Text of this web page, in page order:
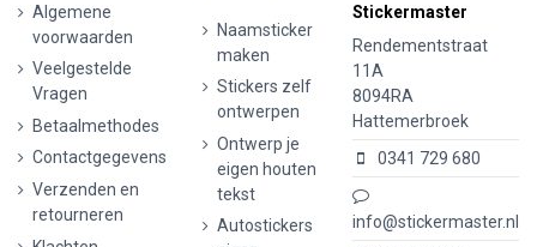
Algemene
voorwaarden
Veelgestelde
Vragen
Betaalmethodes
Contactgegevens
Verzenden en
retourneren
Naamsticker
maken
Stickers zelf
ontwerpen
Ontwerp je
eigen houten
tekst
Autostickers
Stickermaster
Rendementstraat
11A
8094RA
Hattemerbroek
0341 729 680
info@stickermaster.nl